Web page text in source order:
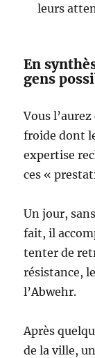
leurs
En
gens
Vous
froide dont
expertise
ces «
Un jour,
fait, il
tenter de
résistance,
l’Abwehr.
Après
de la ville,